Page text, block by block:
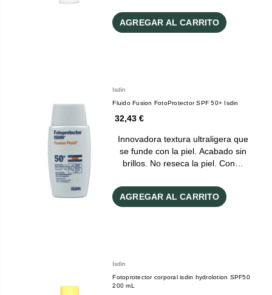
AGREGAR AL CARRITO
Isdin
Fluido Fusion FotoProtector SPF 50+ Isdin
32,43 €
Innovadora textura ultraligera que
se funde con la piel. Acabado sin
brillos. No reseca la piel. Con…
AGREGAR AL CARRITO
Isdin
Fotoprotector corporal isdin hydrolotion SPF50
200 mL